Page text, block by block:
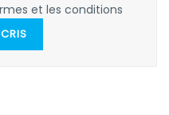
et les conditions